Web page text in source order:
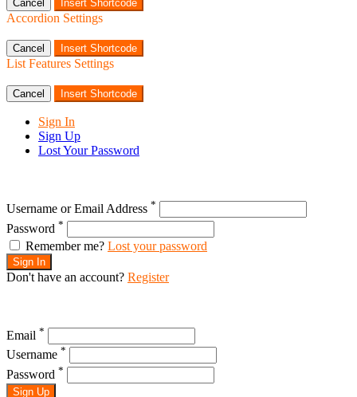
Cancel Insert Shortcode
Accordion Settings
Cancel Insert Shortcode
List Features Settings
Cancel Insert Shortcode
Sign In
Sign Up
Lost Your Password
Username or Email Address *
Password *
Remember me? Lost your password
Sign In
Don't have an account? Register
Email *
Username *
Password *
Sign Up